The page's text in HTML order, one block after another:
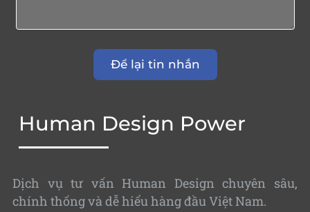
Human Design Power
Dịch vụ tư vấn Human Design chuyên sâu,
chính thống và dễ hiểu hàng đầu Việt Nam.